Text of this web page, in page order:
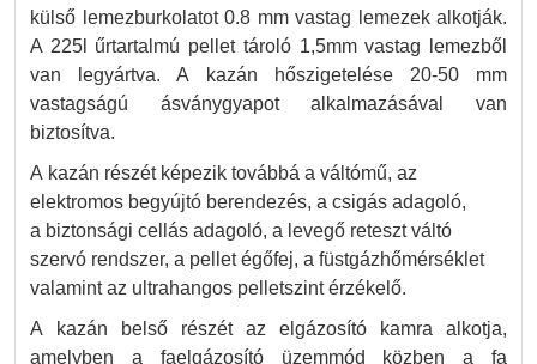
külső lemezburkolatot 0.8 mm vastag lemezek alkotják.
A 225l űrtartalmú pellet tároló 1,5mm vastag lemezből
van legyártva. A kazán hőszigetelése 20-50 mm
vastagságú ásványgyapot alkalmazásával van
biztosítva.
A kazán részét képezik továbbá a váltómű, az
elektromos begyújtó berendezés, a csigás adagoló,
a biztonsági cellás adagoló, a levegő reteszt váltó
szervó rendszer, a pellet égőfej, a füstgázhőmérséklet
valamint az ultrahangos pelletszint érzékelő.
A kazán belső részét az elgázosító kamra alkotja,
amelyben a faelgázosító üzemmód közben a fa